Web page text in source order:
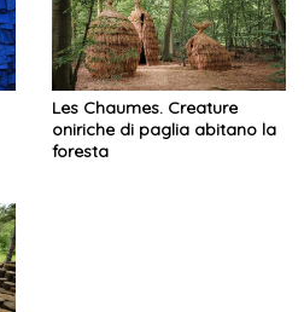
Les Chaumes. Creature
oniriche di paglia abitano la
foresta